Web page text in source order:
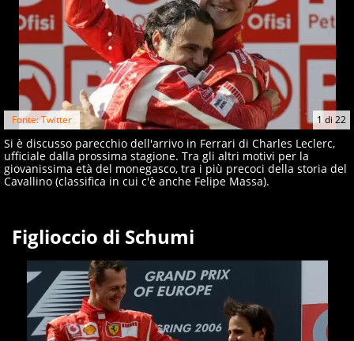
1 di 22
Fonte: Twitter
Si è discusso parecchio dell'arrivo in Ferrari di Charles Leclerc,
ufficiale dalla prossima stagione. Tra gli altri motivi per la
giovanissima età del monegasco, tra i più precoci della storia del
Cavallino (classifica in cui c'è anche Felipe Massa).
Figlioccio di Schumi